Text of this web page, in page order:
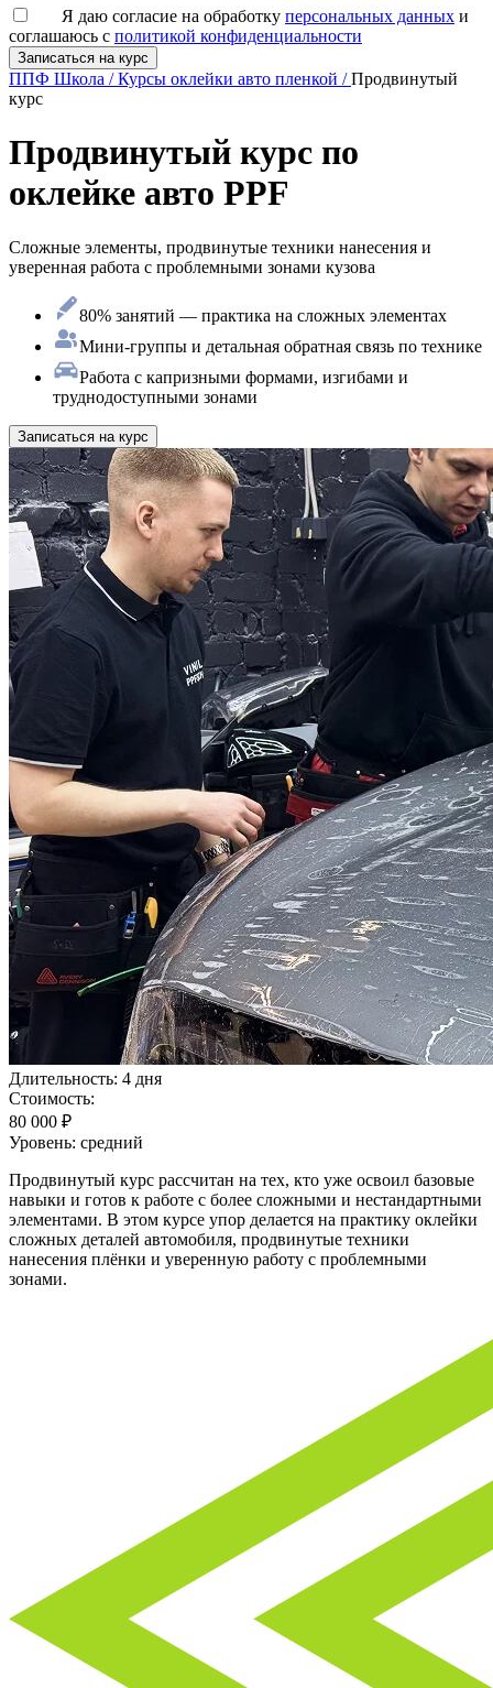
Я даю согласие на обработку персональных данных и
соглашаюсь с политикой конфиденциальности
ППФ Школа / Курсы оклейки авто пленкой / Продвинутый
курс
Продвинутый курс по
оклейке авто PPF
Сложные элементы, продвинутые техники нанесения и
уверенная работа с проблемными зонами кузова
80% занятий — практика на сложных элементах
Мини-группы и детальная обратная связь по технике
Работа с капризными формами, изгибами и
труднодоступными зонами
Записаться на курс
Длительность: 4 дня
Стоимость:
80 000 ₽
Уровень: средний
Продвинутый курс рассчитан на тех, кто уже освоил базовые
навыки и готов к работе с более сложными и нестандартными
элементами. В этом курсе упор делается на практику оклейки
сложных деталей автомобиля, продвинутые техники
нанесения плёнки и уверенную работу с проблемными
зонами.